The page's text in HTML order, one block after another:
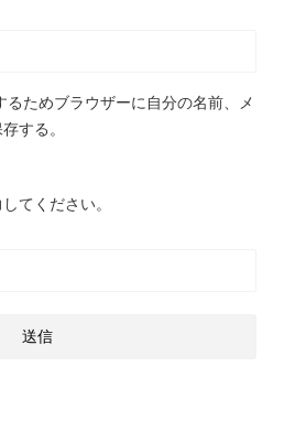
るためブラウザーに自分の名前、メ
する。
てください。